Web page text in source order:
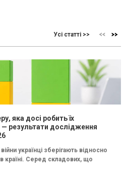
Усі статті >>
яка досі робить їх
результати дослідження
українці зберігають відносно
країні. Серед складових, що